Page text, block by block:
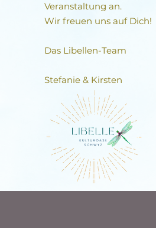
Veranstaltung an.
Wir freuen uns auf Dich!
Das Libellen-Team​
Stefanie & Kirsten